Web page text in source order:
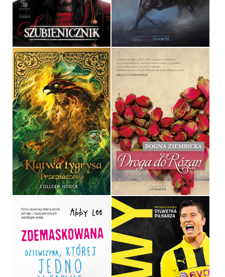
39,90 ZŁ 39,90 ZŁ
KLĄTWA TYGRYSA
COLLEEN HOUCK
OPRAWA MIĘKKA
34,90 ZŁ
DROGA DO RÓŻAN
BOGNA ZIEMBICKA
OPRAWA MIĘKKA
34,90 ZŁ
ZDEMASKOWANA LEWY